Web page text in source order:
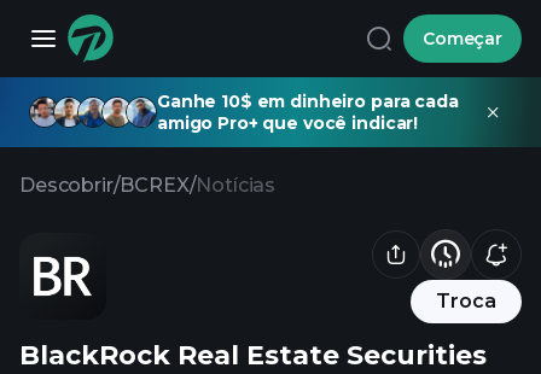
Começar
Ganhe 10$ em dinheiro para cada
amigo Pro+ que você indicar!
Descobrir/BCREX/Notícias
Troca
BlackRock Real Estate Securities